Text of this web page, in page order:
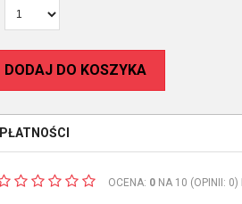
DODAJ DO KOSZYKA
OCENA: 0 NA 10 (OPINII: 0)